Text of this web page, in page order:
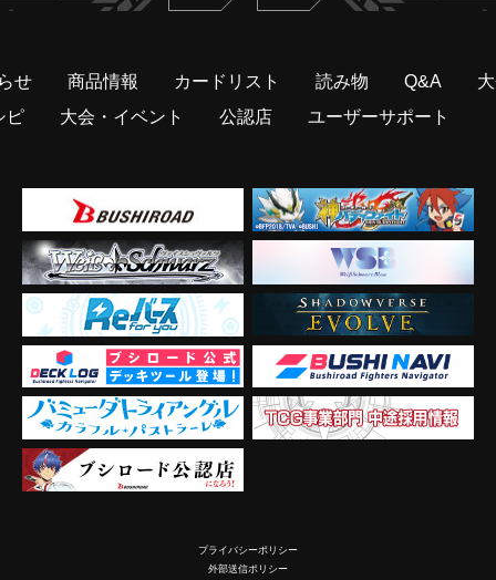
せ 商品情報 カードリスト 読み物 Q&A
ピ
大会・イベント 公認店 ユーザーサポート
プライバシーポリシー
外部送信ポリシー